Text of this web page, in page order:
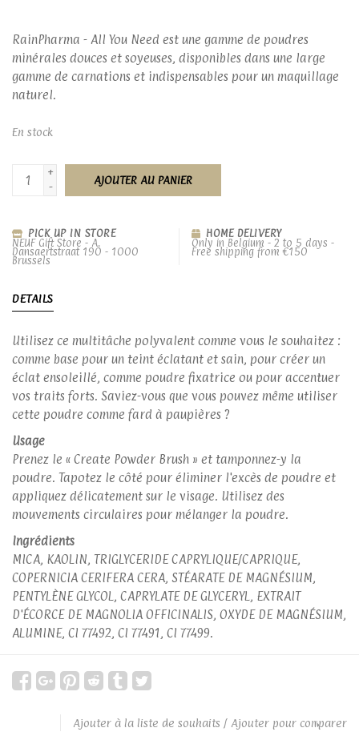
RainPharma - All You Need est une gamme de poudres
minérales douces et soyeuses, disponibles dans une large
gamme de carnations et indispensables pour un maquillage
naturel.
En stock
+
-
AJOUTER AU PANIER
PICK UP IN STORE
NEUF Gift Store - A.
Dansaertstraat 190 - 1000
Brussels
HOME DELIVERY
Only in Belgium - 2 to 5 days -
Free shipping from €150
DETAILS
Utilisez ce multitâche polyvalent comme vous le souhaitez :
comme base pour un teint éclatant et sain, pour créer un
éclat ensoleillé, comme poudre fixatrice ou pour accentuer
vos traits forts. Saviez-vous que vous pouvez même utiliser
cette poudre comme fard à paupières ?
Usage
Prenez le « Create Powder Brush » et tamponnez-y la
poudre. Tapotez le côté pour éliminer l'excès de poudre et
appliquez délicatement sur le visage. Utilisez des
mouvements circulaires pour mélanger la poudre.
Ingrédients
MICA, KAOLIN, TRIGLYCERIDE CAPRYLIQUE/CAPRIQUE,
COPERNICIA CERIFERA CERA, STÉARATE DE MAGNÉSIUM,
PENTYLÈNE GLYCOL, CAPRYLATE DE GLYCERYL, EXTRAIT
D'ÉCORCE DE MAGNOLIA OFFICINALIS, OXYDE DE MAGNÉSIUM,
ALUMINE, CI 77492, CI 77491, CI 77499.
Ajouter à la liste de souhaits / Ajouter pour comparer